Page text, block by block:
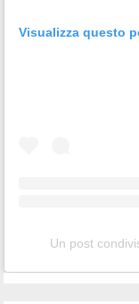
Visualizza questo
Un post